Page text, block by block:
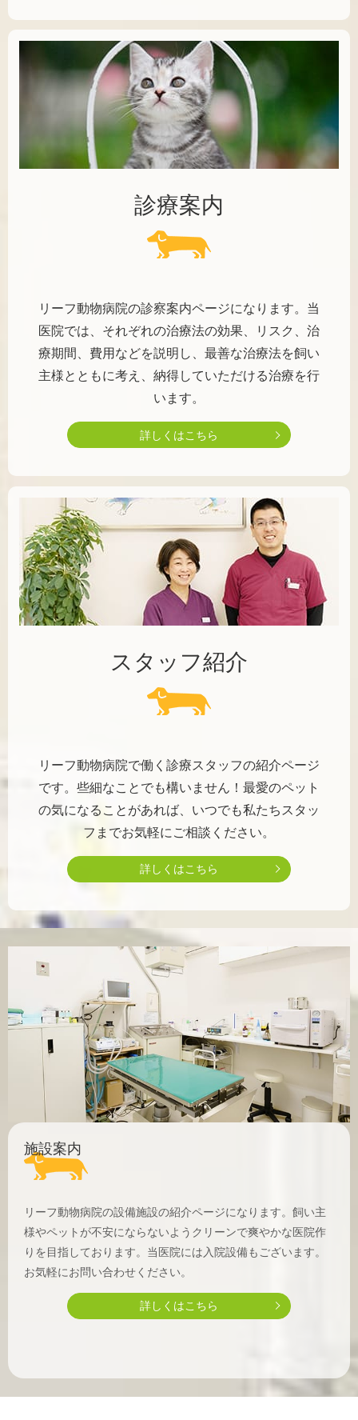
診療案内
リーフ動物病院の診察案内ページになります。当
医院では、それぞれの治療法の効果、リスク、治
療期間、費用などを説明し、最善な治療法を飼い
主様とともに考え、納得していただける治療を行
います。
詳しくはこちら
スタッフ紹介
リーフ動物病院で働く診療スタッフの紹介ページ
です。些細なことでも構いません！最愛のペット
の気になることがあれば、いつでも私たちスタッ
フまでお気軽にご相談ください。
詳しくはこちら
施設案内
リーフ動物病院の設備施設の紹介ページになります。飼い主
様やペットが不安にならないようクリーンで爽やかな医院作
りを目指しております。当医院には入院設備もございます。
お気軽にお問い合わせください。
詳しくはこちら